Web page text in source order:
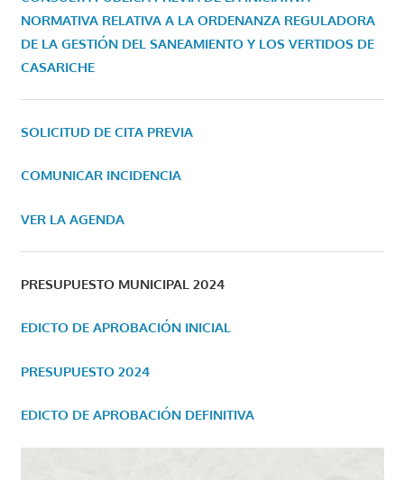
NORMATIVA RELATIVA A LA ORDENANZA REGULADORA
DE LA GESTIÓN DEL SANEAMIENTO Y LOS VERTIDOS DE
CASARICHE
SOLICITUD DE CITA PREVIA
COMUNICAR INCIDENCIA
VER LA AGENDA
PRESUPUESTO MUNICIPAL 2024
EDICTO DE APROBACIÓN INICIAL
PRESUPUESTO 2024
EDICTO DE APROBACIÓN DEFINITIVA